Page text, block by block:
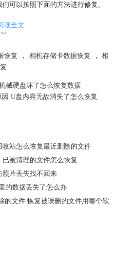
可以按照下面的方法进行修复。
择属性
点击”检查“。
读全文
︾
恢复 ， 相机存储卡数据恢复 ，
相
械硬盘坏了怎么恢复数据
U盘内容无故消失了怎么恢复
站怎么恢复最近删除的文件
被清理的文件怎么恢复
照片丢失找不回来
的数据丢失了怎么办
的文件 恢复被误删的文件用哪个软